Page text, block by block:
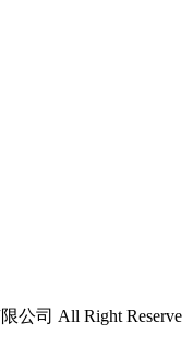
公司 All Right Reserve